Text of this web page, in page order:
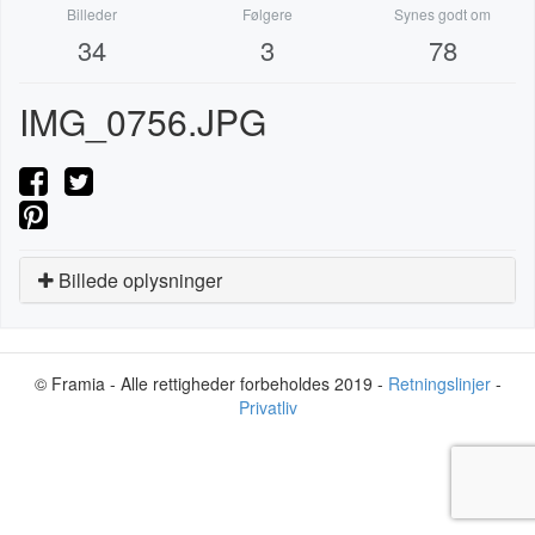
Billeder
34
Følgere
3
Synes godt om
78
IMG_0756.JPG
Billede oplysninger
© Framia - Alle rettigheder forbeholdes 2019 - Retningslinjer-
Privatliv